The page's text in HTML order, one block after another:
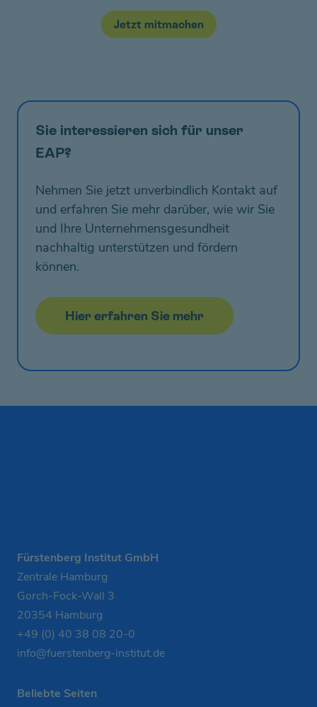
Jetzt mitmachen
Sie interessieren sich für unser
EAP?
Nehmen Sie jetzt unverbindlich Kontakt auf
und erfahren Sie mehr darüber, wie wir Sie
und Ihre Unternehmensgesundheit
nachhaltig unterstützen und fördern
können.
Hier erfahren Sie mehr
Fürstenberg Institut GmbH
Zentrale Hamburg
Gorch-Fock-Wall 3
20354 Hamburg
+49 (0) 40 38 08 20-0
info@fuerstenberg-institut.de
Beliebte Seiten